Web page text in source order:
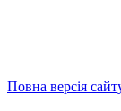
Повна версія